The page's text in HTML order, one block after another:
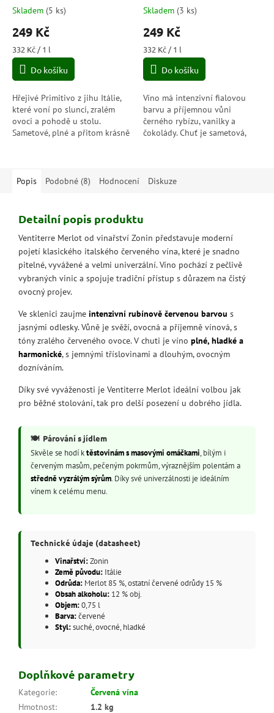
Skladem (5 ks)
249 Kč
Měrná
cena:
332 Kč / 1 l
Do košíku
Hřejivé Primitivo z jihu Itálie,
které voní po slunci, zralém
ovoci a pohodě u stolu.
Sametové, plné a přitom krásně
Skladem (3 ks)
249 Kč
Měrná
cena:
332 Kč / 1 l
Do košíku
Víno má intenzivní fialovou
barvu a příjemnou vůni
černého rybízu, vanilky a
čokolády. Chuť je sametová,
Popis
Podobné (8) Hodnocení Diskuze
Detailní popis produktu
Ventiterre Merlot od vinařství Zonin představuje moderní
pojetí klasického italského červeného vína, které je snadno
pitelné, vyvážené a velmi univerzální. Víno pochází z pečlivě
vybraných vinic a spojuje tradiční přístup s důrazem na čistý
ovocný projev.
Ve sklenici zaujme intenzivní rubínově červenou barvou s
jasnými odlesky. Vůně je svěží, ovocná a příjemně vínová, s
tóny zralého červeného ovoce. V chuti je víno plné, hladké a
harmonické, s jemnými tříslovinami a dlouhým, ovocným
dozníváním.
Díky své vyváženosti je Ventiterre Merlot ideální volbou jak
pro běžné stolování, tak pro delší posezení u dobrého jídla.
🍽️ Párování s jídlem
Skvěle se hodí ktěstovinám s masovými omáčkami, bílým i
červeným masům, pečeným pokrmům, výraznějším polentám a
středně vyzrálým sýrům. Díky své univerzálnosti je ideálním
vínem k celému menu.
Technické údaje (datasheet)
Vinařství:Zonin
Země původu:Itálie
Odrůda:Merlot 85 %, ostatní červené odrůdy 15 %
Obsah alkoholu:12 % obj.
Objem:0,75 l
Barva:červené
Styl:suché, ovocné, hladké
Doplňkové parametry
Kategorie:
Červená vína
Hmotnost: 1.2 kg